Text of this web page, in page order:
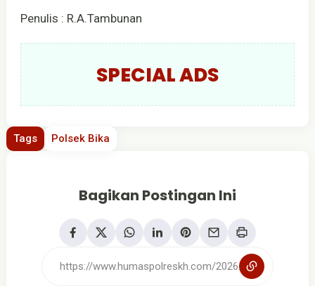
Penulis : R.A.Tambunan
SPECIAL ADS
Tags Polsek Bika
Bagikan Postingan Ini